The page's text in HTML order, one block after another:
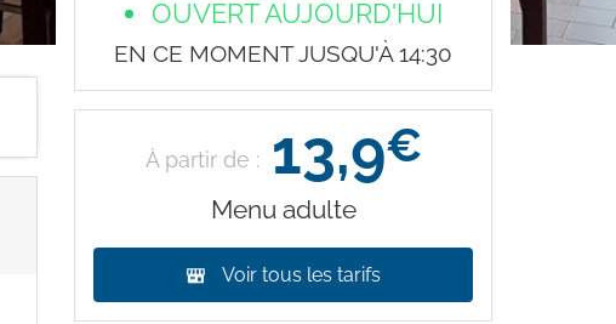
OUVERT AUJOURD'HUI
EN CE MOMENT JUSQU'À 14:30
À partir de : 13,9€
Menu adulte
Voir tous les tarifs